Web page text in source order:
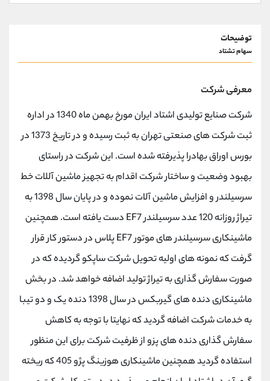
توضیحات
سهام تشتاد
معرفی شرکت
شرکت صنایع تولیدی اشتاد ایران مورخ بهمن ماه 1340 در اداره
ثبت شرکت های صنعتی تهران به ثبت رسیده و در تاریخ 1373 در
بورس اوراق بهادرا پذیرفته شده است. این شرکت در راستای
بهبود وضعیت و ساختار شرکت اقدام به تجهیز ماشین آللات خط
سرسیلندر و افزایش ماشین آلات نموده و در پایان سال 1398 به
تیراژ روزانه 120 عدد سرسیلندر EF7 دست یافته است. همچنین
ماشینکاری سرسیلندر های موتور EF7 پلاس در دستور کار قرار
گرفت که نمونه های اولیه تحویل شرکت ساپکو گردیده که در
صورت سفارش گذاری به تیراژ تولید اضافه خواهد شد. در بخش
ماشینکاری دنده های گیربکس در سال 1398 دنده یک و دو تیبا
به خدمات شرکت اضافه گردید که نهایتا با توجه به کاهش
سفارش گذاری دنده های پزو از ظرفیت شرکت برای این منظور
استفاده گردید همچنین ماشینکاری هوزینگ پژو 405 که ریخته